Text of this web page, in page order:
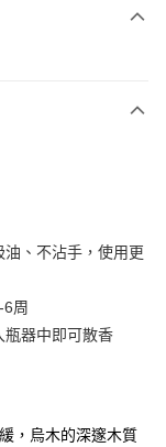
跳轉到大哥付的交易
日，確認付款後即完
、不沾手，使用更
周
瓶器中即可散香
，烏木的深邃木質